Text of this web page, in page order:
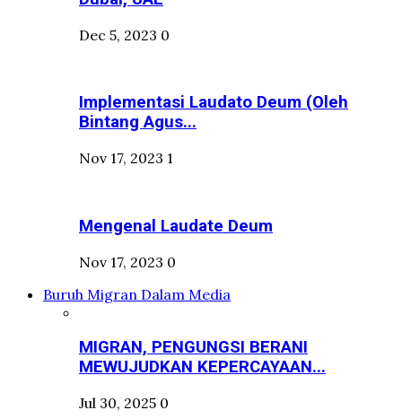
Dec 5, 2023 0
Implementasi Laudato Deum (Oleh
Bintang Agus...
Nov 17, 2023 1
Mengenal Laudate Deum
Nov 17, 2023 0
Buruh Migran Dalam Media
MIGRAN, PENGUNGSI BERANI
MEWUJUDKAN KEPERCAYAAN...
Jul 30, 2025 0